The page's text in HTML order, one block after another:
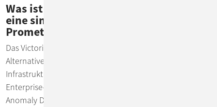
Was ist VictoriaMetrics und wann ist es
eine sinnvolle Alternative zu
Prometheus?
Das VictoriaMetrics-Framework ist eine effiziente
Alternative zu Prometheus für komplexere
Infrastrukturen, die sowohl kostenlos als auch als
Enterprise-Lösung mit fortgeschrittenen Features (z.B.
Anomaly Detection via AI-Technologie) verfügbar ist.